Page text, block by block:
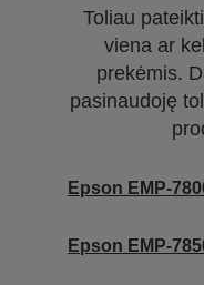
Toliau
viena ar
prekėmis.
pasinaudoję
Epson EMP-
Epson EMP-